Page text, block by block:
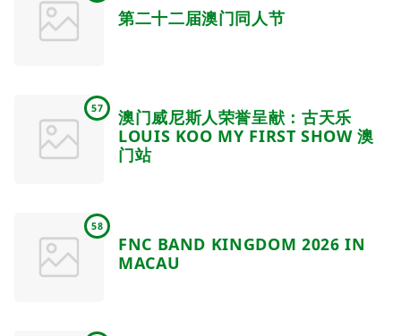
第二十二届澳门同人节
57
澳门威尼斯人荣誉呈献：古天乐
LOUIS KOO MY FIRST SHOW 澳
门站
58
FNC BAND KINGDOM 2026 IN
MACAU